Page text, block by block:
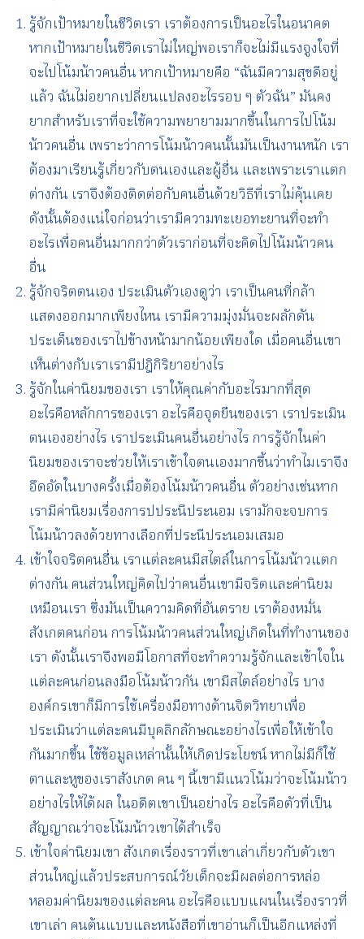
รู้จักเป้าหมายในชีวิตเรา เราต้องการเป็นอะไรในอนาคต
หากเป้าหมายในชีวิตเราไม่ใหญ่พอเราก็จะไม่มีแรงจูงใจที่
จะไปโน้มน้าวคนอื่น หากเป้าหมายคือ “ฉันมีความสุขดีอยู่
แล้ว ฉันไม่อยากเปลี่ยนแปลงอะไรรอบ ๆ ตัวฉัน” มันคง
ยากสำหรับเราที่จะใช้ความพยายามมากขึ้นในการไปโน้ม
น้าวคนอื่น เพราะว่าการโน้มน้าวคนนั้นมันเป็นงานหนัก เรา
ต้องมาเรียนรู้เกี่ยวกับตนเองและผู้อื่น และเพราะเราแตก
ต่างกัน เราจึงต้องติดต่อกับคนอื่นด้วยวิธีที่เราไม่คุ้นเคย
ดังนั้นต้องแน่ใจก่อนว่าเรามีความทะเยอทะยานที่จะทำ
อะไรเพื่อคนอื่นมากกว่าตัวเราก่อนที่จะคิดไปโน้มน้าวคน
อื่น
รู้จักจริตตนเอง ประเมินตัวเองดูว่า เราเป็นคนที่กล้า
แสดงออกมากเพียงไหน เรามีความมุ่งมั่นจะผลักดัน
ประเด็นของเราไปข้างหน้ามากน้อยเพียงใด เมื่อคนอื่นเขา
เห็นต่างกับเราเรามีปฎิกิริยาอย่างไร
รู้จักในค่านิยมของเรา เราให้คุณค่ากับอะไรมากที่สุด
อะไรคือหลักการของเรา อะไรคือจุดยืนของเรา เราประเมิน
ตนเองอย่างไร เราประเมินคนอื่นอย่างไร การรู้จักในค่า
นิยมของเราจะช่วยให้เราเข้าใจตนเองมากขึ้นว่าทำไมเราจึง
อึดอัดในบางครั้งเมื่อต้องโน้มน้าวคนอื่น ตัวอย่างเช่นหาก
เรามีค่านิยมเรื่องการปประนีประนอม เรามักจะจบการ
โน้มน้าวลงด้วยทางเลือกที่ประนีประนอมเสมอ
เข้าใจจริตคนอื่น เราแต่ละคนมีสไตล์ในการโน้มน้าวแตก
ต่างกัน คนส่วนใหญ่คิดไปว่าคนอื่นเขามีจริตและค่านิยม
เหมือนเรา ซึ่งมันเป็นความคิดที่อันตราย เราต้องหมั่น
สังเกตคนก่อน การโน้มน้าวคนส่วนใหญ่เกิดในที่ทำงานของ
เรา ดังนั้นเราจึงพอมีโอกาสที่จะทำความรู้จักและเข้าใจใน
แต่ละคนก่อนลงมือโน้มน้าวกัน เขามีสไตล์อย่างไร บาง
องค์กรเขาก็มีการใช้เครื่องมือทางด้านจิตวิทยาเพื่อ
ประเมินว่าแต่ละคนมีบุคลิกลักษณะอย่างไรเพื่อให้เข้าใจ
กันมากขึ้น ใช้ข้อมูลเหล่านั้นให้เกิดประโยชน์ หากไม่มีก็ใช้
ตาและหูของเราสังเกต คน ๆ นี้เขามีแนวโน้มว่าจะโน้มน้าว
อย่างไรให้ได้ผล ในอดีตเขาเป็นอย่างไร อะไรคือตัวที่เป็น
สัญญาณว่าจะโน้มน้าวเขาได้สำเร็จ
เข้าใจค่านิยมเขา สังเกตเรื่องราวที่เขาเล่าเกี่ยวกับตัวเขา
ส่วนใหญ่แล้วประสบการณ์วัยเด็กจะมีผลต่อการหล่อ
หลอมค่านิยมของแต่ละคน อะไรคือแบบแผนในเรื่องราวที่
เขาเล่า คนต้นแบบและหนังสือที่เขาอ่านก็เป็นอีกแหล่งที่